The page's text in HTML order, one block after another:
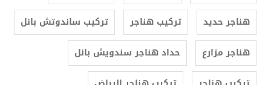
هناجر حديد
تركيب هناجر
تركيب ساندوتش بانل
هناجر مزارع
حداد هناجر سندويش بانل